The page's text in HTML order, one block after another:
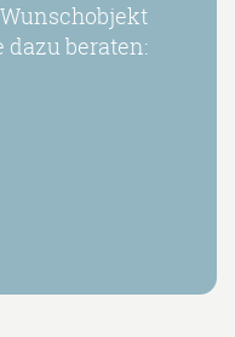
dazu beraten: